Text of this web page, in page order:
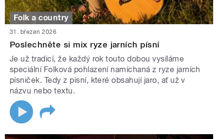
Folk a country
31. březen 2026
Poslechněte si mix ryze jarních písní
Je už tradicí, že každý rok touto dobou vysíláme
speciální Folková pohlazení namíchaná z ryze jarních
písniček. Tedy z písní, které obsahují jaro, ať už v
názvu nebo textu.